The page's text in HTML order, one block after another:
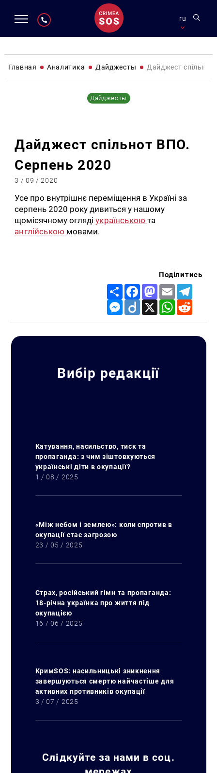
ru
Главная Аналитика Дайджесты Дайджест
Дайджесты
Дайджест спільнот ВПО.
Серпень 2020
3 / 09 / 2020
Усе про внутрішнє переміщення в Україні за
серпень 2020 року дивиться у нашому
щомісячному оглядіукраїнськоюта
англійською мовами.
Поділитись
Share FacebookMastodon
Email
Messenger
Diigo X WhatsApp
Вибір редакції
Катування, насильство, тиск та
пропаганда: з чим зіштовхуються
українські діти в окупації?
1 / 08 / 2025
«Між небом і землею»: коли спротив в
окупації стає загрозою
23 / 05 / 2025
Страх, російський гімн та пропаганда:
18-річна українка про життя під
окупацією
16 / 06 / 2025
КримSOS: насильницькі зникнення
завершуються смертю найчастіше для
активних противників окупації
3 / 07 / 2025
Слідкуйте за нами в соц.